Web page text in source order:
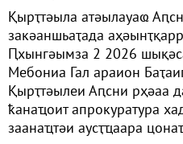
Қырҭтәыла атәылауаҩ
закәаншьаҭада
Ԥхынгәымза 2 2026
Мебониа Гал араион
Қырҭтәылеи Аԥсни рҳәаа
ҟанаҵоит апрокуратура
заанаҵтәи аусҭҵаара